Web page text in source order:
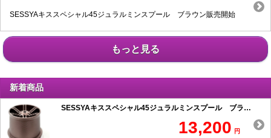
SESSYAキススペシャル45ジュラルミンスプール ブラウン販売開始
もっと見る
新着商品
SESSYAキススペシャル45ジュラルミンスプール ブラウン
13,200 円